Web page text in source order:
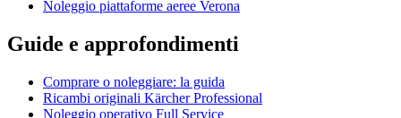
Noleggio piattaforme aeree Verona
Guide e approfondimenti
Comprare o noleggiare: la guida
Ricambi originali Kärcher Professional
Noleggio operativo Full Service